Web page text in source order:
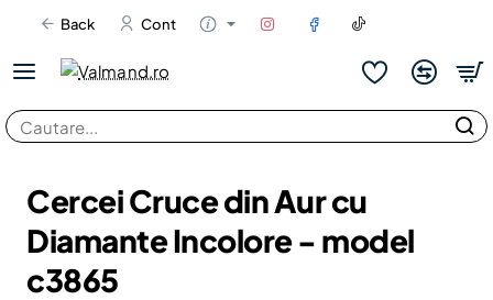
Back Cont
Cautare...
Cercei Cruce din Aur cu
Diamante Incolore - model
c3865